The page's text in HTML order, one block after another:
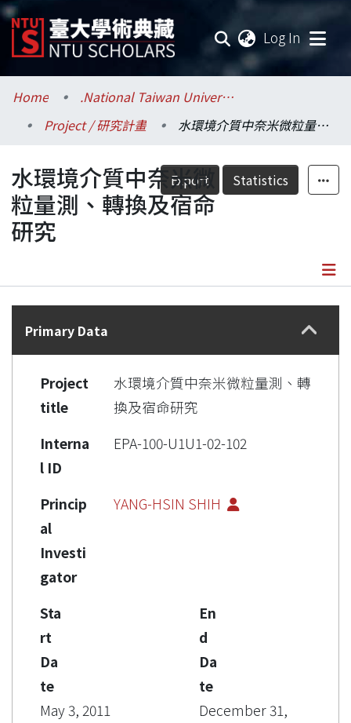
Log In
Communities & Collections
Research Outputs
Fundings & Projects
Researchers
Statistics
Home
.National Taiwan University / 國立臺灣大學
Project / 研究計畫
水環境介質中奈米微粒量測、轉換及宿命研究
Export Statistics
水環境介質中奈米微
粒量測、轉換及宿命
研究
Details
Primary Data
Project
title
水環境介質中奈米微粒量測、轉
換及宿命研究
Interna
l ID
EPA-100-U1U1-02-102
Princip
al
Investi
gator
YANG-HSIN SHIH
Sta
rt
Da
te
May 3, 2011
En
d
Da
te
December 31,